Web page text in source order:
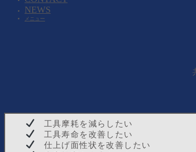
NEWS
メニュー
工具摩耗を減らしたい
工具寿命を改善したい
仕上げ面性状を改善したい